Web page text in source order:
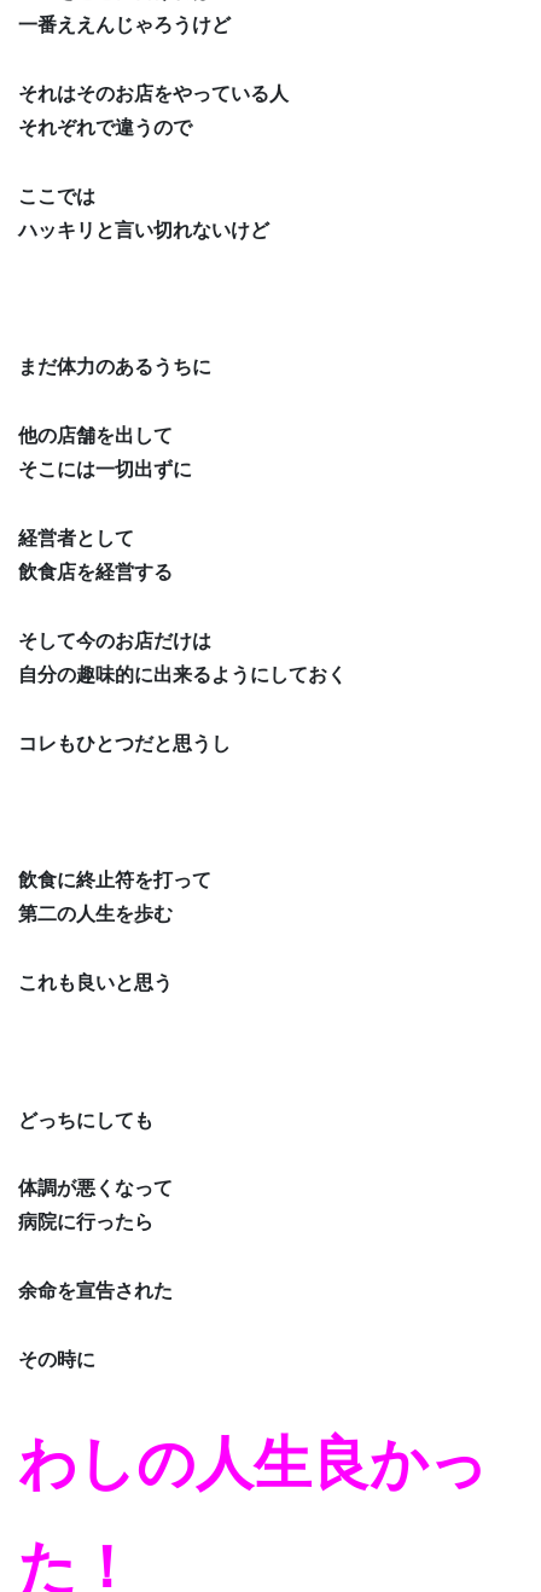
一番ええんじゃろうけど
それはそのお店をやっている人
それぞれで違うので
ここでは
ハッキリと言い切れないけど
まだ体力のあるうちに
他の店舗を出して
そこには一切出ずに
経営者として
飲食店を経営する
そして今のお店だけは
自分の趣味的に出来るようにしておく
コレもひとつだと思うし
飲食に終止符を打って
第二の人生を歩む
これも良いと思う
どっちにしても
体調が悪くなって
病院に行ったら
余命を宣告された
その時に
わしの人生良かっ
た！